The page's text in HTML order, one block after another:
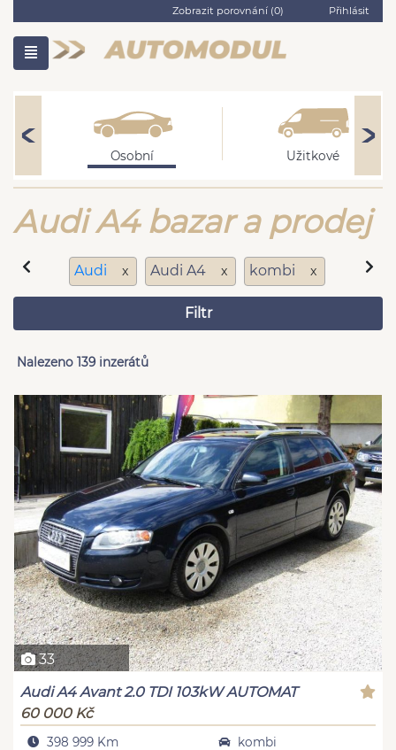
Zobrazit porovnání (0) Přihlásit
Osobní Užitkové
Audi A4 bazar a prodej
Audi x Audi A4 x kombi x
Filtr
Nalezeno 139 inzerátů
33
Audi A4 Avant 2.0 TDI 103kW AUTOMAT
60 000 Kč
398 999 Km
kombi